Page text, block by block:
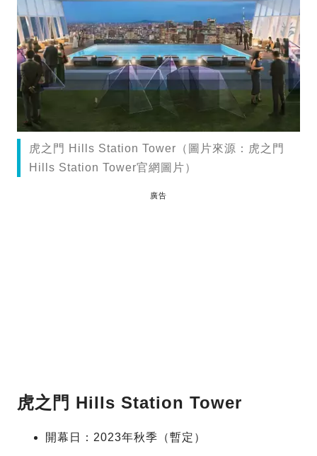
虎之門 Hills Station Tower（圖片來源：虎之門
Hills Station Tower官網圖片）
廣告
虎之門 Hills Station Tower
開幕日：2023年秋季（暫定）